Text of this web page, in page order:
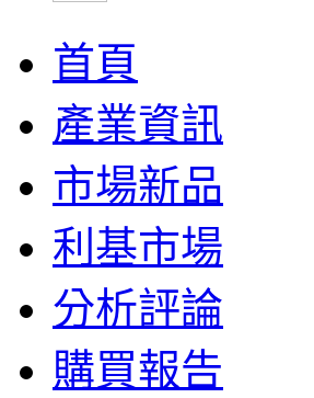
首頁
產業資訊
市場新品
利基市場
分析評論
購買報告